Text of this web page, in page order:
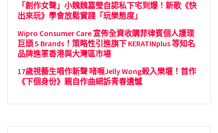
「創作女聲」小魏魏嘉瑩自認私下宅到爆！新歌《快
出來玩》學會放鬆實踐「玩樂態度」
Wipro Consumer Care 宣佈全資收購菲律賓個人護理
巨頭 S Brands！策略性引進旗下 KERATINplus 等知名
品牌進軍香港與大灣區市場
17歲視藝生唱作新聲 啫喱Jelly Wong殺入樂壇！首作
《下個身份》親自作曲細訴青春遺憾